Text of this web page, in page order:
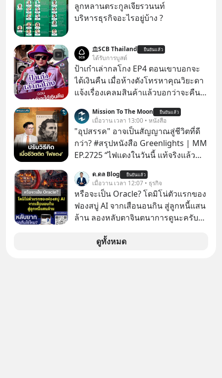
ลูกหลานตระกูลเจียรวนนท์
บริหารธุรกิจอะไรอยู่บ้าง ?
SCB Thailand ยืนยันแล้ว
ได้รับการบูสต์
ป้าเก๋าเล่ากลโกง EP4 ตอนเขาบอกจะ
ได้เงินคืน เมื่อห้างดังโทรหาคุณวิยะดา
แจ้งเรื่องเคลมสินค้าแล้วบอกว่าจะคืน
เรื่องจ้อจี้ หาคำตอบได้ที่ “ป้าเก๋าเล่ากล
โกง” EP4 ตอน “เขาบอกว่าจะได้เงิน
คืน” #ป้าเก๋าเล่ากลโกง #แก้เกมกลโกง
#อยู่อย่างยั่งยืน #Cybersecurity #เตือน
Mission To The Moon ยืนยันแล้ว
เมื่อวาน เวลา 13:00 • หนังสือ
"อุปสรรค" อาจเป็นสัญญาณสู่ชีวิตที่ดี
กว่า? #สรุปหนังสือ Greenlights | MM
EP.2725 “ไฟแดงในวันนี้ แท้จริงแล้ว
เปลี่ยนสี” McConaughey ดาราดาวรุ่ง
ในยุคหนึ่ง เคยปฏิเสธเงินค่าตัวหนังรอม
คอมที่สูงถึง 14.5 ล้านดอลลาร์ (หรือ
ราว 500 ล้านบาท) เพียงเพราะเขาไม่
อยากขังตัวเองไว้ในกล่องเดิมๆ ผลที่
ตามมาคือ โทรศัพท์ของเขากลายเป็น
ความเงียบสนิทนานถึง 14 เดือนเต็ม แต่
ด.ดล Blog ยืนยันแล้ว
เมื่อวาน เวลา 12:07 • ธุรกิจ
หรือจะเป็น Oracle? โดมิโน่ตัวแรกของ
ฟองสบู่ AI จากเสือนอนกิน สู่ลูกหนี้แสน
ล้าน ลองหลับตาจินตนาการดูนะครับว่า
ว่าเขี้ยวลากดินสุดๆ มันจะน่าปวดหัว
ดูทั้งหมด